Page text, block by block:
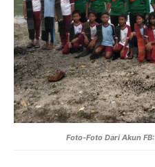
Foto-Foto Dari Akun FB: